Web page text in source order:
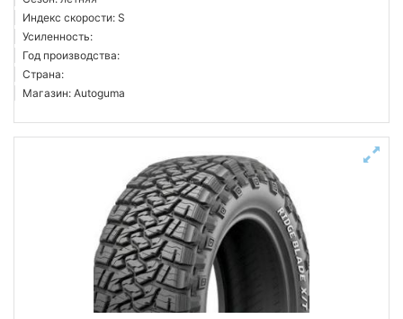
Индекс скорости: S
Усиленность:
Год производства:
Страна:
Магазин: Autoguma